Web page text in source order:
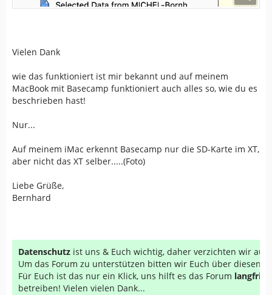
Vielen Dank
wie das funktioniert ist mir bekannt und auf meinem
MacBook mit Basecamp funktioniert auch alles so, wie du es
beschrieben hast!
Nur...
Auf meinem iMac erkennt Basecamp nur die SD-Karte im XT,
aber nicht das XT selber.....(Foto)
Liebe Grüße,
Bernhard
Datenschutz ist uns & Euch wichtig, daher verzichten wir auf
Um das Forum zu unterstützen bitten wir Euch über diesen
Für Euch ist das nur ein Klick, uns hilft es das Forum
betreiben! Vielen vielen Dank...